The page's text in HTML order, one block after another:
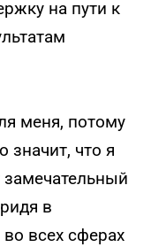
на пути к
меня, потому
значит, что я
в
всех сферах